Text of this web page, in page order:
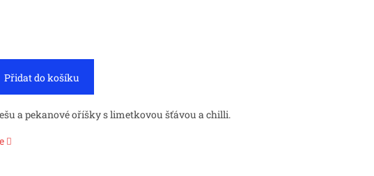
Přidat do košíku
a pekanové oříšky s limetkovou šťávou a chilli.